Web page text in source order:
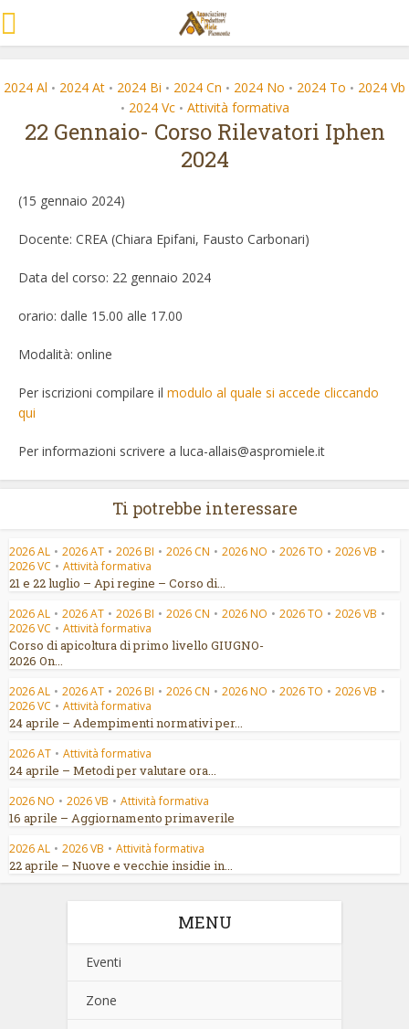
2024 Al • 2024 At • 2024 Bi • 2024 Cn • 2024 No • 2024 To • 2024 Vb
• 2024 Vc • Attività formativa
22 Gennaio- Corso Rilevatori Iphen
2024
(15 gennaio 2024)
Docente: CREA (Chiara Epifani, Fausto Carbonari)
Data del corso: 22 gennaio 2024
orario: dalle 15.00 alle 17.00
Modalità: online
Per iscrizioni compilare il modulo al quale si accede cliccando
qui
Per informazioni scrivere a luca-allais@aspromiele.it
Ti potrebbe interessare
2026 AL • 2026 AT • 2026 BI • 2026 CN • 2026 NO • 2026 TO • 2026 VB •
2026 VC • Attività formativa
21 e 22 luglio – Api regine – Corso di...
2026 AL • 2026 AT • 2026 BI • 2026 CN • 2026 NO • 2026 TO • 2026 VB •
2026 VC • Attività formativa
Corso di apicoltura di primo livello GIUGNO-
2026 On...
2026 AL • 2026 AT • 2026 BI • 2026 CN • 2026 NO • 2026 TO • 2026 VB •
2026 VC • Attività formativa
24 aprile – Adempimenti normativi per...
2026 AT • Attività formativa
24 aprile – Metodi per valutare ora...
2026 NO • 2026 VB • Attività formativa
16 aprile – Aggiornamento primaverile
2026 AL • 2026 VB • Attività formativa
22 aprile – Nuove e vecchie insidie in...
MENU
Eventi
Zone